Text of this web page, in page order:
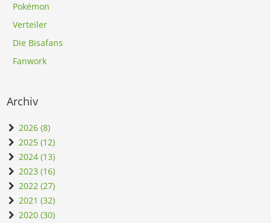
Pokémon
Verteiler
Die Bisafans
Fanwork
Archiv
2026 (8)
2025 (12)
2024 (13)
2023 (16)
2022 (27)
2021 (32)
2020 (30)